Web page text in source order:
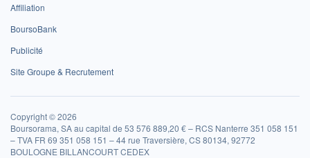
Affiliation
BoursoBank
Publicité
Site Groupe & Recrutement
Copyright © 2026
Boursorama, SA au capital de 53 576 889,20 € – RCS Nanterre 351 058 151
– TVA FR 69 351 058 151 – 44 rue Traversière, CS 80134, 92772
BOULOGNE BILLANCOURT CEDEX